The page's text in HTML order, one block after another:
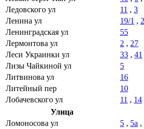
Ледовского ул
11 , 3
Ленина ул
19/1 ,
Ленинградская ул
55
Лермонтова ул
2 , 27
Леси Украинки ул
33 , 41
Лизы Чайкиной ул
5
Литвинова ул
16
Литейный пер
10
Лобачевского ул
11 , 14
Улица
Ломоносова ул
5 , 5а ,